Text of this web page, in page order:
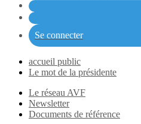
Se connecter
accueil public
Le mot de la présidente
Le réseau AVF
Newsletter
Documents de référence